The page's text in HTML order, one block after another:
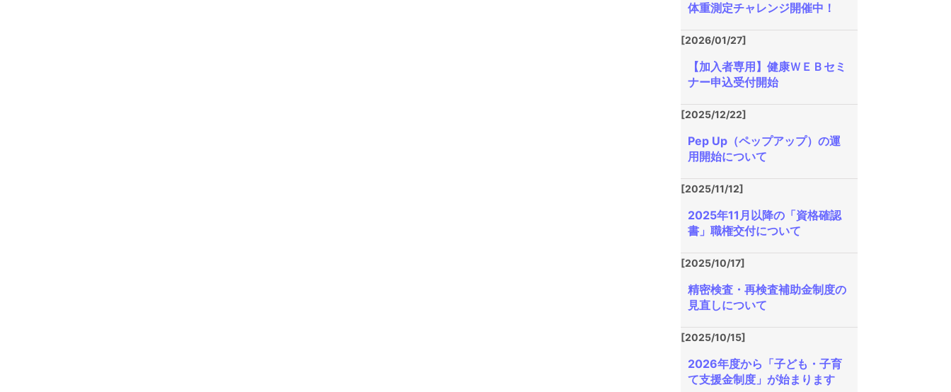
体重測定チャレンジ開催中！
[2026/01/27]
【加入者専用】健康ＷＥＢセミ
ナー申込受付開始
[2025/12/22]
Pep Up（ペップアップ）の運
用開始について
[2025/11/12]
2025年11月以降の「資格確認
書」職権交付について
[2025/10/17]
精密検査・再検査補助金制度の
見直しについて
[2025/10/15]
2026年度から「子ども・子育
て支援金制度」が始まります